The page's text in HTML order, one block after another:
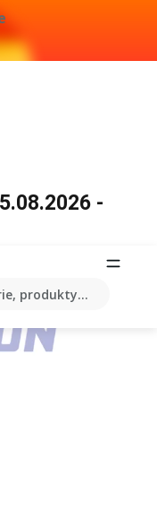
produkty...
-